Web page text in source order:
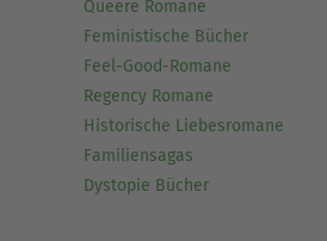
Queere Romane
Feministische Bücher
Feel-Good-Romane
Regency Romane
Historische Liebesromane
Familiensagas
Dystopie Bücher